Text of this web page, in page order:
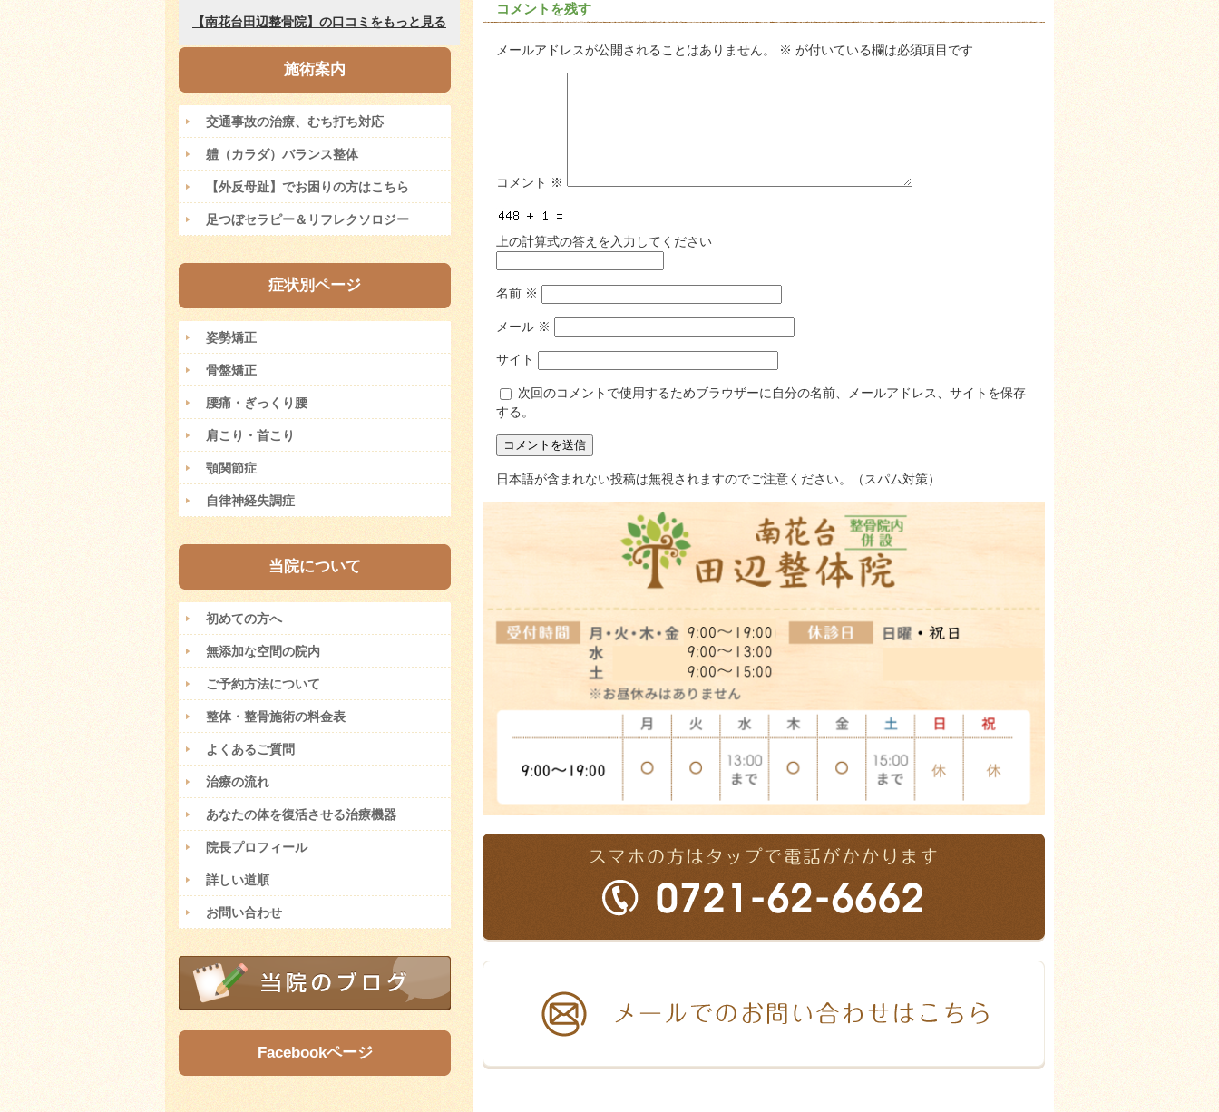
コメントを残す
メールアドレスが公開されることはありません。 ※ が付いている欄は必須項目です
コメント ※
上の計算式の答えを入力してください
名前 ※
メール ※
サイト
次回のコメントで使用するためブラウザーに自分の名前、メールアドレス、サイトを保存
する。
日本語が含まれない投稿は無視されますのでご注意ください。（スパム対策）
施術案内
交通事故の治療、むち打ち対応
軆（カラダ）バランス整体
【外反母趾】でお困りの方はこちら
足つぼセラピー＆リフレクソロジー
症状別ページ
姿勢矯正
骨盤矯正
腰痛・ぎっくり腰
肩こり・首こり
顎関節症
自律神経失調症
当院について
初めての方へ
無添加な空間の院内
ご予約方法について
整体・整骨施術の料金表
よくあるご質問
治療の流れ
あなたの体を復活させる治療機器
院長プロフィール
詳しい道順
お問い合わせ
Facebookページ